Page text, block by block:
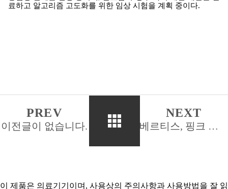
료하고 알고리즘 고도화를 위한 임상 시험을 계획 중이다.
PREV
이전글이 없습니다.
NEXT
베르티스, 핑크 리본 캠페인 ‘2023 핑크 페스티벌’ 참가
이 제품은 의료기기이며, 사용상의 주의사항과 사용방법을 잘 읽